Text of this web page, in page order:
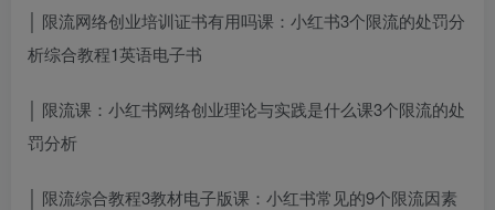
│ 限流网络创业培训证书有用吗课：小红书3个限流的处罚分
析综合教程1英语电子书
│ 限流课：小红书网络创业理论与实践是什么课3个限流的处
罚分析
│ 限流综合教程3教材电子版课：小红书常见的9个限流因素